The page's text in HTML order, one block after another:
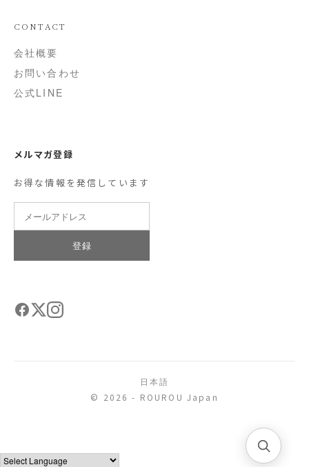
CONTACT
会社概要
お問い合わせ
公式LINE
メルマガ登録
お得な情報を発信しています
登録
日本語
© 2026 - ROUROU Japan